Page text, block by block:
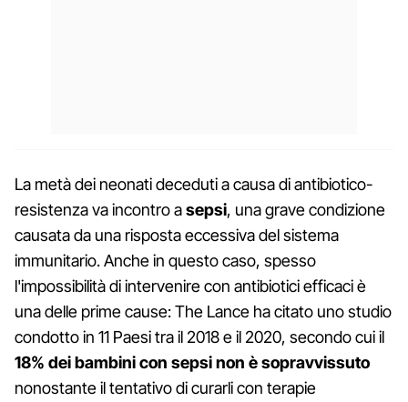
La metà dei neonati deceduti a causa di antibiotico-
resistenza va incontro asepsi, una grave condizione
causata da una risposta eccessiva del sistema
immunitario. Anche in questo caso, spesso
l'impossibilità di intervenire con antibiotici efficaci è
una delle prime cause: The Lance ha citato uno studio
condotto in 11 Paesi tra il 2018 e il 2020, secondo cui il
18% dei bambini con sepsi non è sopravvissuto
nonostante il tentativo di curarli con terapie